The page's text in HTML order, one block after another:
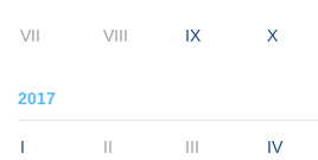
VII VIII IX X
2017
I II III IV